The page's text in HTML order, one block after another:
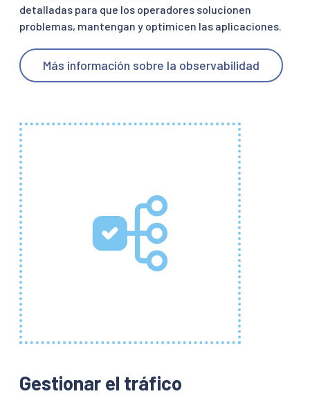
detalladas para que los operadores solucionen
problemas, mantengan y optimicen las aplicaciones.
Más información sobre la observabilidad
Gestionar el tráfico